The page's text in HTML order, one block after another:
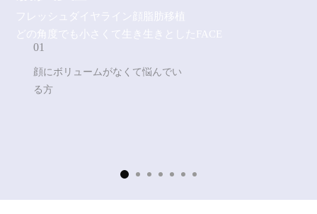
フィラー
幹細胞
フレッシュダイヤライン顔脂肪移植
どの角度でも小さくて生き生きとしたFACE
01
顔にボリュームがなくて悩んでい
る方